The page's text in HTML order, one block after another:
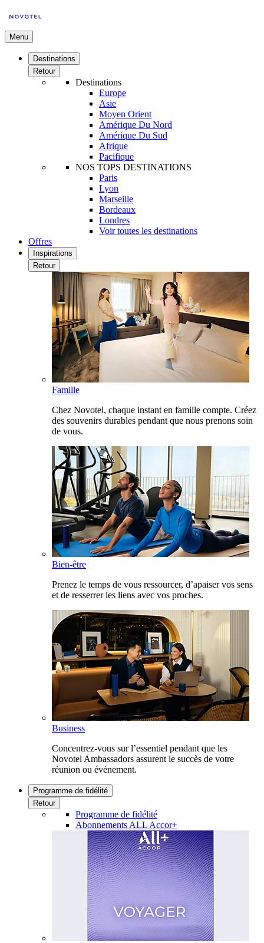
Menu
Destinations
Retour
Destinations
Europe
Asie
Moyen Orient
Amérique Du Nord
Amérique Du Sud
Afrique
Pacifique
NOS TOPS DESTINATIONS
Paris
Lyon
Marseille
Bordeaux
Londres
Voir toutes les destinations
Offres
Inspirations
Retour
Famille
Chez Novotel, chaque instant en famille compte. Créez
des souvenirs durables pendant que nous prenons soin
de vous.
Bien-être
Prenez le temps de vous ressourcer, d’apaiser vos sens
et de resserrer les liens avec vos proches.
Business
Concentrez-vous sur l’essentiel pendant que les
Novotel Ambassadors assurent le succès de votre
réunion ou événement.
Programme de fidélité
Retour
Programme de fidélité
Abonnements ALL Accor+